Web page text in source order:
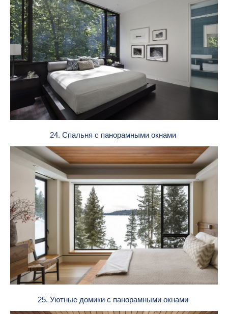
24. Спальня с панорамными окнами
25. Уютные домики с панорамными окнами